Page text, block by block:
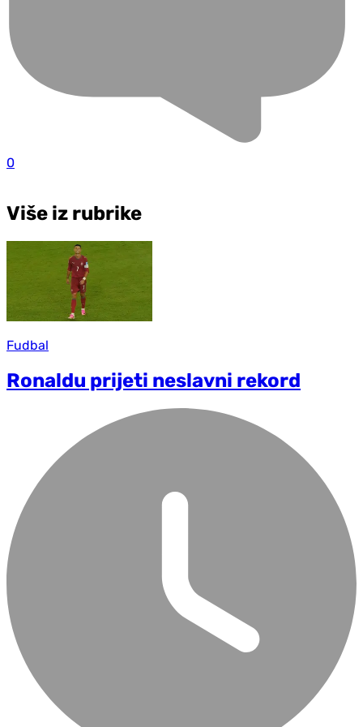
0
Više iz rubrike
Fudbal
Ronaldu prijeti neslavni rekord